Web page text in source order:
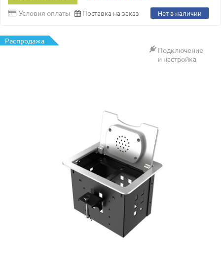
Условия оплаты Поставка на заказ Нет в наличии
Распродажа
Подключение
и настройка